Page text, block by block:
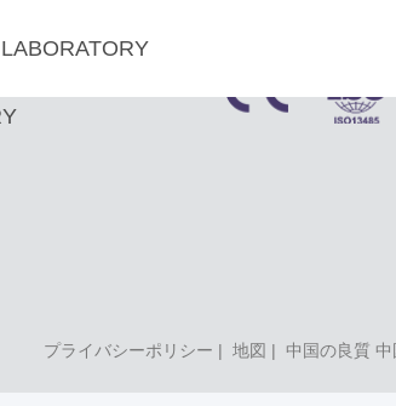
プライバシーポリシー | 地図 | 中国の良質 中